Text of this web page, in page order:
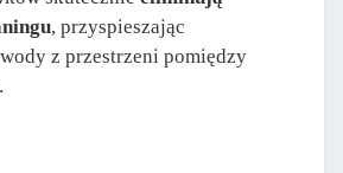
, przyspieszając
z przestrzeni pomiędzy